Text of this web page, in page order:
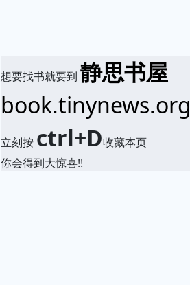
想要找书就要到静思书屋
book.tinynews.org
立刻按 ctrl+D收藏本页
你会得到大惊喜!!